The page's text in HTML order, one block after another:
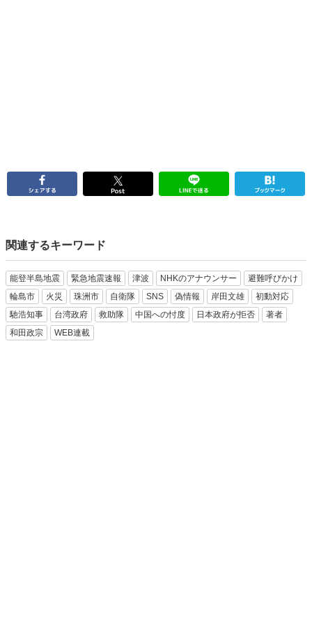
関連するキーワード
能登半島地震 緊急地震速報 津波 NHKのアナウンサー
避難呼びかけ
輪島市
火災 珠洲市 自衛隊 SNS 偽情報 岸田文雄
初動対応
馳浩知事
台湾政府 救助隊 中国への忖度 日本政府が拒否
著者
和田政宗
WEB連載